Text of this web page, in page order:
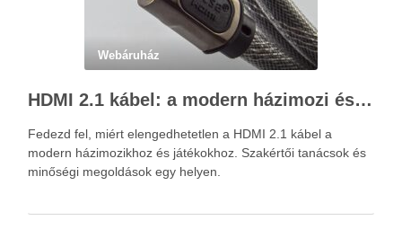
Webáruház
HDMI 2.1 kábel: a modern házimozi és játékok alapja – Kácsa Audió megoldások
Fedezd fel, miért elengedhetetlen a HDMI 2.1 kábel a
modern házimozikhoz és játékokhoz. Szakértői tanácsok és
minőségi megoldások egy helyen.